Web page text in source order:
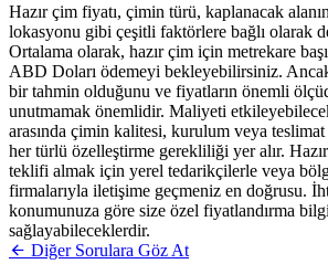
Hazır çim fiyatı, çimin türü, kaplanacak
lokasyonu gibi çeşitli faktörlere bağlı olarak
Ortalama olarak, hazır çim için metrekare
ABD Doları ödemeyi bekleyebilirsiniz.
bir tahmin olduğunu ve fiyatların önemli
unutmamak önemlidir. Maliyeti
arasında çimin kalitesi, kurulum veya
her türlü özelleştirme gerekliliği yer alır.
teklifi almak için yerel tedarikçilerle veya
firmalarıyla iletişime geçmeniz en doğrusu.
konumunuza göre size özel fiyatlandırma
sağlayabileceklerdir.
Diğer Sorulara Göz At